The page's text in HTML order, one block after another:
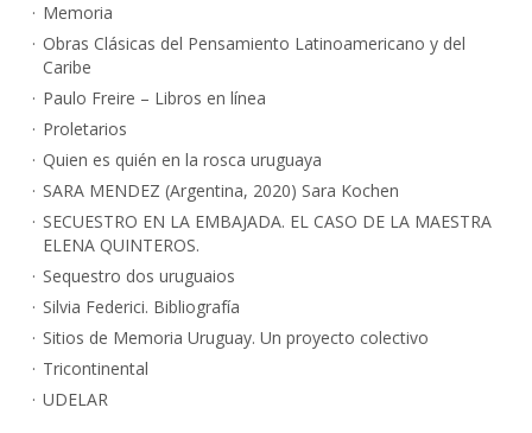
Memoria
Obras Clásicas del Pensamiento Latinoamericano y del
Caribe
Paulo Freire – Libros en línea
Proletarios
Quien es quién en la rosca uruguaya
SARA MENDEZ (Argentina, 2020) Sara Kochen
SECUESTRO EN LA EMBAJADA. EL CASO DE LA MAESTRA
ELENA QUINTEROS.
Sequestro dos uruguaios
Silvia Federici. Bibliografía
Sitios de Memoria Uruguay. Un proyecto colectivo
Tricontinental
UDELAR